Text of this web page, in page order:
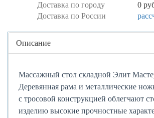
Доставка по городу
0
Доставка по России
Центральная
часть
Описание
Массажный стол складной Элит
Деревянная рама и металлические
с тросовой конструкцией облегчают
изделию высокие прочностные